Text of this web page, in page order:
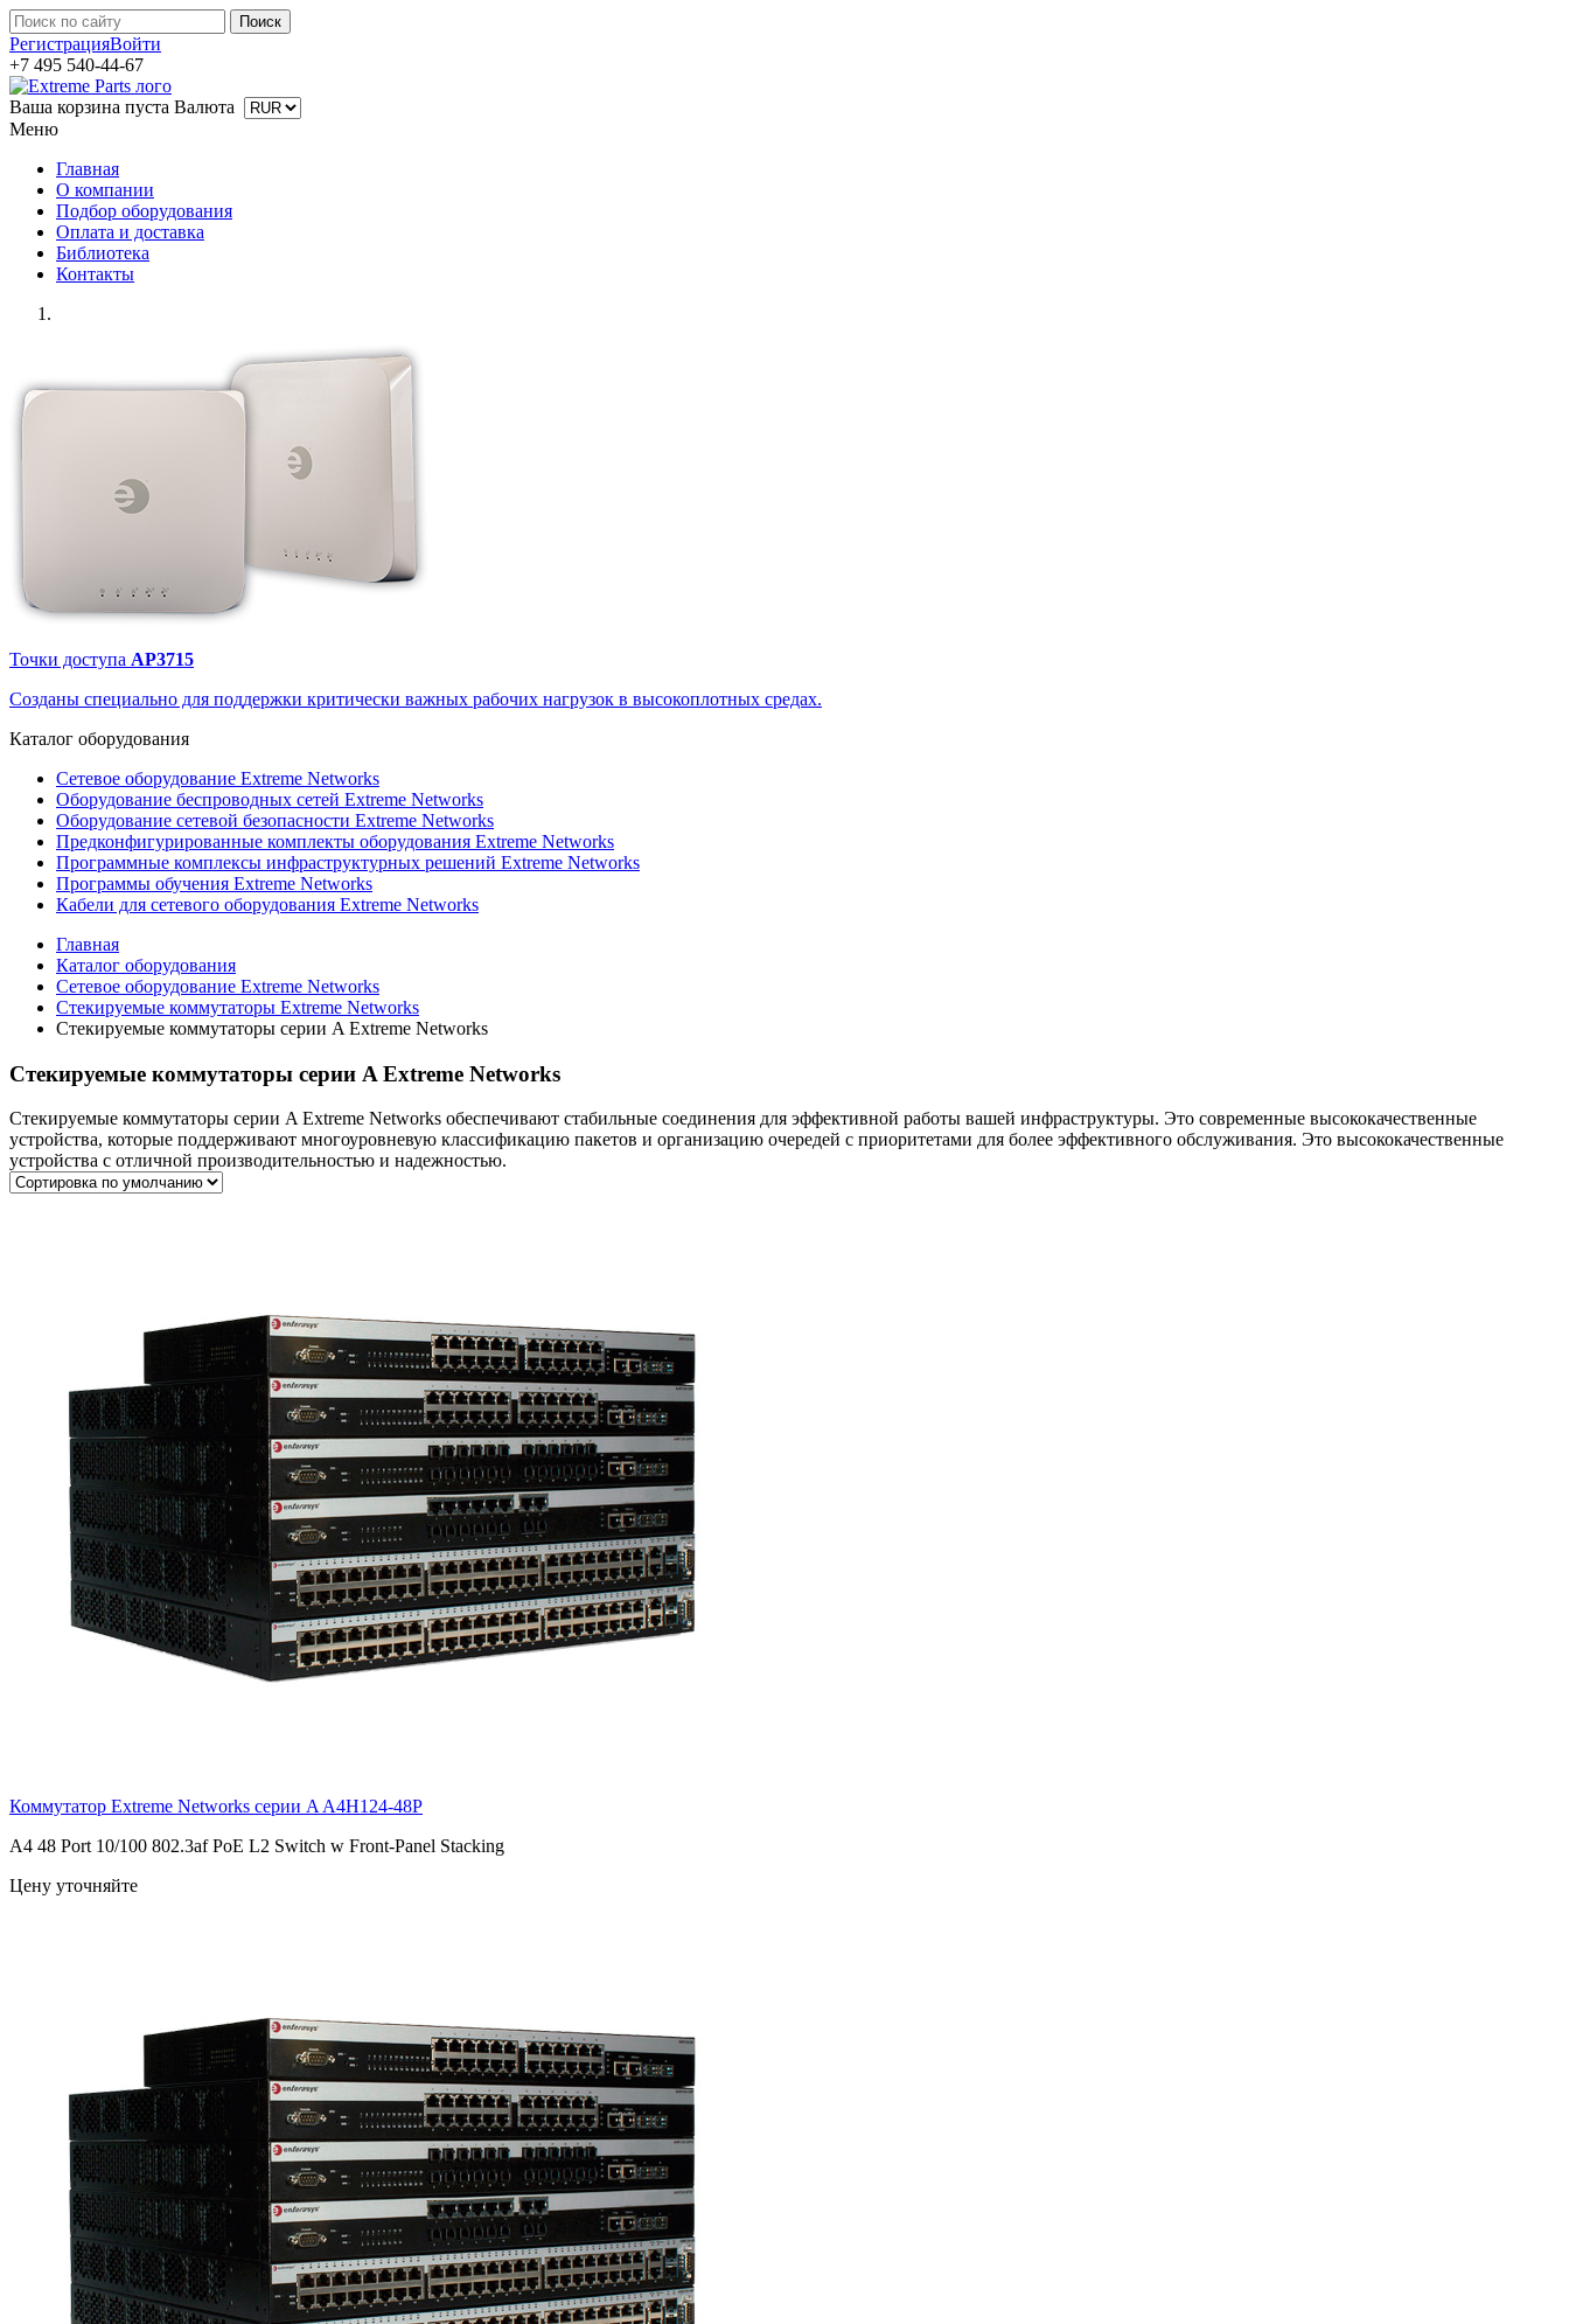
РегистрацияВойти
+7 495 540-44-67
Ваша корзина пуста Валюта
Меню
Главная
О компании
Подбор оборудования
Оплата и доставка
Библиотека
Контакты
Точки доступа AP3715
Созданы специально для поддержки критически важных рабочих нагрузок в высокоплотных средах.
Каталог оборудования
Сетевое оборудование Extreme Networks
Оборудование беспроводных сетей Extreme Networks
Оборудование сетевой безопасности Extreme Networks
Предконфигурированные комплекты оборудования Extreme Networks
Программные комплексы инфраструктурных решений Extreme Networks
Программы обучения Extreme Networks
Кабели для сетевого оборудования Extreme Networks
Главная
Каталог оборудования
Сетевое оборудование Extreme Networks
Стекируемые коммутаторы Extreme Networks
Стекируемые коммутаторы серии A Extreme Networks
Стекируемые коммутаторы серии A Extreme Networks
Стекируемые коммутаторы серии A Extreme Networks обеспечивают стабильные соединения для эффективной работы вашей инфраструктуры. Это современные высококачественные
устройства, которые поддерживают многоуровневую классификацию пакетов и организацию очередей с приоритетами для более эффективного обслуживания. Это высококачественные
устройства с отличной производительностью и надежностью.
Коммутатор Extreme Networks серии AA4H124-48P
A4 48 Port 10/100 802.3af PoE L2 Switch w Front-Panel Stacking
Цену уточняйте